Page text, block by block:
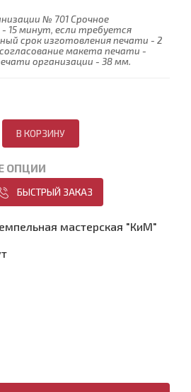
№ 701 Срочное
15 минут, если требуется
срок изготовления печати - 2
макета печати -
организации - 38 мм.
ОПЦИИ
БЫСТРЫЙ ЗАКАЗ
мастерская "КиМ"